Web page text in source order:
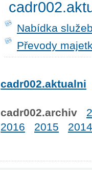
Nabídka
Převody
cadr002.aktualni
cadr002.archiv
2016
2015 2014